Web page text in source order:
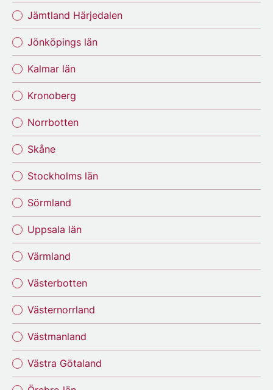
Jämtland Härjedalen
Jönköpings län
Kalmar län
Kronoberg
Norrbotten
Skåne
Stockholms län
Sörmland
Uppsala län
Värmland
Västerbotten
Västernorrland
Västmanland
Västra Götaland